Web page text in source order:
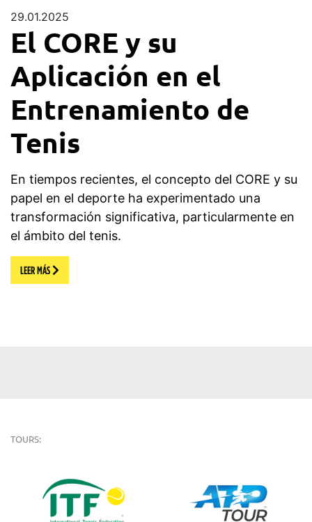
29.01.2025
El CORE y su
Aplicación en el
Entrenamiento de
Tenis
En tiempos recientes, el concepto del CORE y su
papel en el deporte ha experimentado una
transformación significativa, particularmente en
el ámbito del tenis.
LEER MÁS
TOURS: